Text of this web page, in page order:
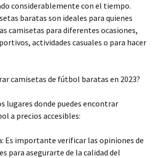
considerablemente con el tiempo.
baratas son ideales para quienes
camisetas para diferentes ocasiones,
actividades casuales o para hacer
camisetas de fútbol baratas en 2023?
lugares donde puedes encontrar
a precios accesibles:
Es importante verificar las opiniones de
para asegurarte de la calidad del